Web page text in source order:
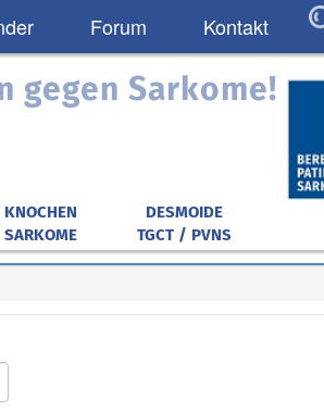
Forum Kontakt
gegen Sarkome!
KNOCHEN
SARKOME
DESMOIDE
TGCT / PVNS